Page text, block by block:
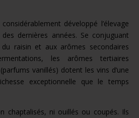
développé l’élevage
dernières années. Se conjuguant
raisin et aux arômes secondaires
les arômes tertiaires
vanillés) dotent les vins d’une
exceptionnelle que le temps
chaptalisés, ni ouillés ou coupés. Ils